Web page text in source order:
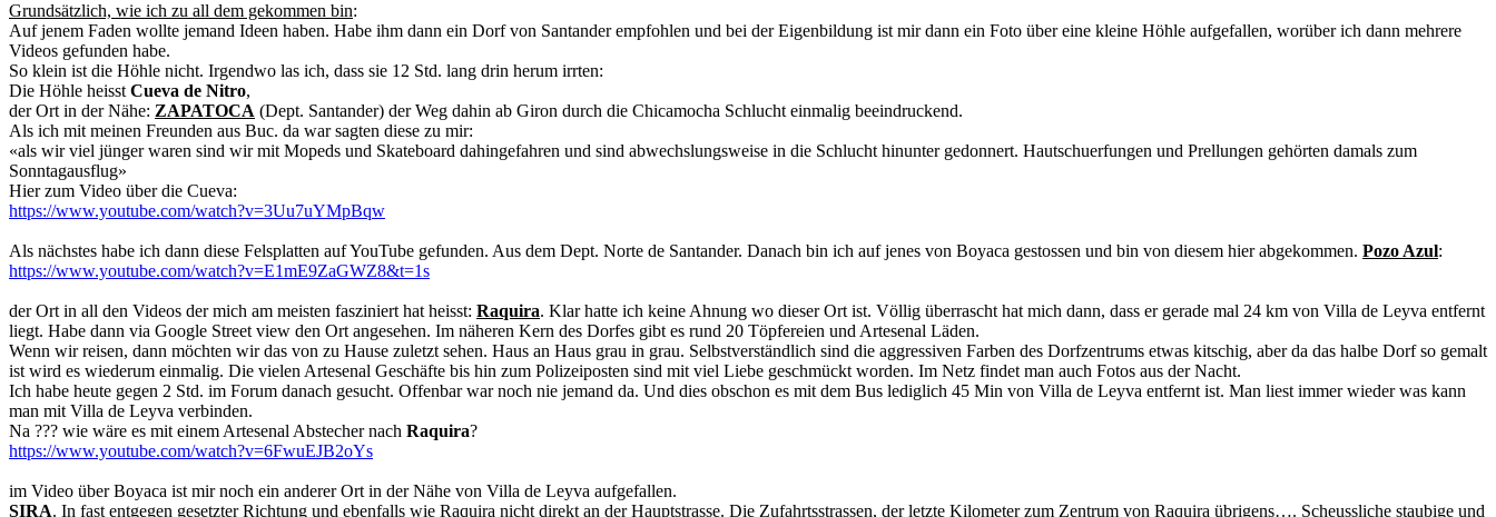
Grundsätzlich, wie ich zu all dem gekommen bin:
Auf jenem Faden wollte jemand Ideen haben. Habe ihm dann ein Dorf von Santander empfohlen und bei der Eigenbildung ist mir dann ein Foto über eine kleine Höhle aufgefallen, worüber ich dann mehrere
Videos gefunden habe.
So klein ist die Höhle nicht. Irgendwo las ich, dass sie 12 Std. lang drin herum irrten:
Die Höhle heisst Cueva de Nitro,
der Ort in der Nähe: ZAPATOCA (Dept. Santander) der Weg dahin ab Giron durch die Chicamocha Schlucht einmalig beeindruckend.
Als ich mit meinen Freunden aus Buc. da war sagten diese zu mir:
«als wir viel jünger waren sind wir mit Mopeds und Skateboard dahingefahren und sind abwechslungsweise in die Schlucht hinunter gedonnert. Hautschuerfungen und Prellungen gehörten damals zum
Sonntagausflug»
Hier zum Video über die Cueva:
https://www.youtube.com/watch?v=3Uu7uYMpBqw
Als nächstes habe ich dann diese Felsplatten auf YouTube gefunden. Aus dem Dept. Norte de Santander. Danach bin ich auf jenes von Boyaca gestossen und bin von diesem hier abgekommen. Pozo Azul:
https://www.youtube.com/watch?v=E1mE9ZaGWZ8&t=1s
der Ort in all den Videos der mich am meisten fasziniert hat heisst: Raquira. Klar hatte ich keine Ahnung wo dieser Ort ist. Völlig überrascht hat mich dann, dass er gerade mal 24 km von Villa de Leyva entfernt
liegt. Habe dann via Google Street view den Ort angesehen. Im näheren Kern des Dorfes gibt es rund 20 Töpfereien und Artesenal Läden.
Wenn wir reisen, dann möchten wir das von zu Hause zuletzt sehen. Haus an Haus grau in grau. Selbstverständlich sind die aggressiven Farben des Dorfzentrums etwas kitschig, aber da das halbe Dorf so gemalt
ist wird es wiederum einmalig. Die vielen Artesenal Geschäfte bis hin zum Polizeiposten sind mit viel Liebe geschmückt worden. Im Netz findet man auch Fotos aus der Nacht.
Ich habe heute gegen 2 Std. im Forum danach gesucht. Offenbar war noch nie jemand da. Und dies obschon es mit dem Bus lediglich 45 Min von Villa de Leyva entfernt ist. Man liest immer wieder was kann
man mit Villa de Leyva verbinden.
Na ??? wie wäre es mit einem Artesenal Abstecher nach Raquira?
https://www.youtube.com/watch?v=6FwuEJB2oYs
im Video über Boyaca ist mir noch ein anderer Ort in der Nähe von Villa de Leyva aufgefallen.
SIRA. In fast entgegen gesetzter Richtung und ebenfalls wie Raquira nicht direkt an der Hauptstrasse. Die Zufahrtsstrassen, der letzte Kilometer zum Zentrum von Raquira übrigens…. Scheussliche staubige und